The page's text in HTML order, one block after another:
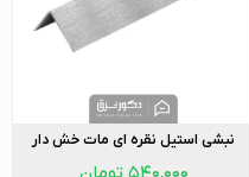
نبشی استیل نقره ای مات خش دار